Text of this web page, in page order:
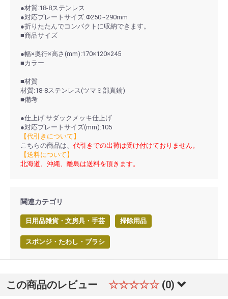
●材質:18-8ステンレス
●対応プレートサイズ:Φ250~290mm
●折りたたんでコンパクトに収納できます。
■商品サイズ
●幅×奥行×高さ(mm):170×120×245
■カラー
■材質
材質:18-8ステンレス(ツマミ部真鍮)
■備考
●仕上げ:サダックメッキ仕上げ
●対応プレートサイズ(mm):105
【代引きについて】
こちらの商品は、 代引きでの出荷は受け付けておりません。
【送料について】
北海道、沖縄、離島は送料を頂きます。
関連カテゴリ
日用品雑貨・文房具・手芸 掃除用品
スポンジ・たわし・ブラシ
この商品のレビュー ☆☆☆☆☆ (0)